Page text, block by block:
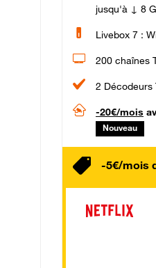
jusqu'à ↓ 8
Livebox 7 :
200 chaînes
2 Décodeurs
-20€/mois
Nouveau
-5€/mois